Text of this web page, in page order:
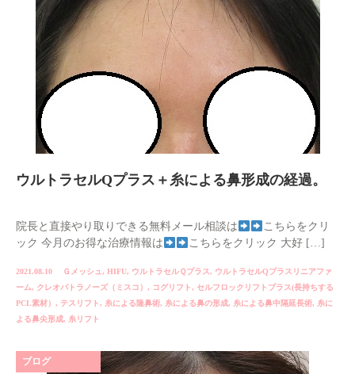
ウルトラセルQプラス＋糸による鼻形成の経過。
院長と直接やり取りできる無料メール相談は
こちらをクリ
ック 今月のお得な治療情報は
こちらをクリック 大好 […]
2021.08.10 Ｇメッシュ , HIFU, ウルトラセルＱプラス, ウルトラセルQプラスリニアファ
ーム, クレオパトラノーズ（ミスコ） , コグリフト, セルフロックリフトプラス(長持ちする
PCL素材） , テスリフト, 糸による隆鼻術, 糸による鼻の形成, 糸による鼻中隔延長術, 糸に
よる鼻尖形成, 糸リフト
ブログ